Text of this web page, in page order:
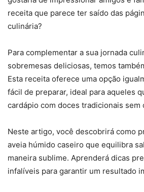
receita que parece ter saído das
culinária?
Para complementar a sua jornada
sobremesas deliciosas, temos
Esta receita oferece uma opção
fácil de preparar, ideal para aqueles
cardápio com doces tradicionais sem
Neste artigo, você descobrirá como
aveia húmido caseiro que equilibra
maneira sublime. Aprenderá dicas
infalíveis para garantir um resultado